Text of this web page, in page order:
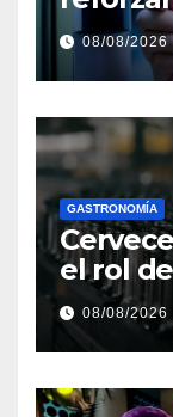
el
08/08/2026
GASTRONOMÍA
el rol
motor
en
08/08/2026